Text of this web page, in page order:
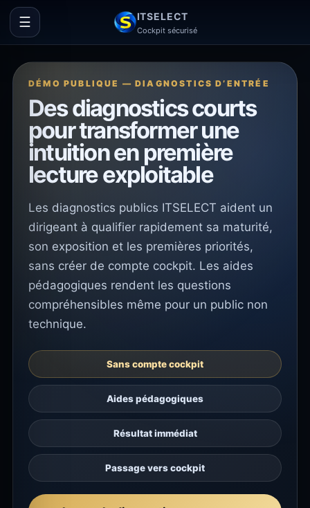
☰ ITSELECT
Cockpit sécurisé
DÉMO PUBLIQUE — DIAGNOSTICS D’ENTRÉE
Des diagnostics courts
pour transformer une
intuition en première
lecture exploitable
Les diagnostics publics ITSELECT aident un
dirigeant à qualifier rapidement sa maturité,
son exposition et les premières priorités,
sans créer de compte cockpit. Les aides
pédagogiques rendent les questions
compréhensibles même pour un public non
technique.
Sans compte cockpit
Aides pédagogiques
Résultat immédiat
Passage vers cockpit